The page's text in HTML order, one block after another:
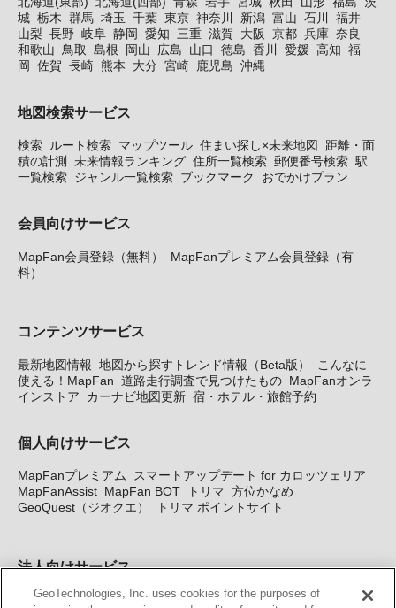
城 栃木 群馬 埼玉 千葉 東京 神奈川 新潟 富山 石川
福井
山梨 長野 岐阜 静岡 愛知 三重 滋賀 大阪 京都 兵庫 奈良
和歌山 鳥取 島根 岡山 広島 山口 徳島 香川 愛媛 高知 福
岡
佐賀 長崎 熊本 大分 宮崎 鹿児島 沖縄
地図検索サービス
検索 ルート検索 マップツール 住まい探し×未来地図
距離・面
積の計測
未来情報ランキング 住所一覧検索 郵便番号検索 駅
一覧検索 ジャンル一覧検索 ブックマーク おでかけプラン
会員向けサービス
MapFan会員登録（無料）
MapFanプレミアム会員登録（有
料）
コンテンツサービス
最新地図情報 地図から探すトレンド情報（Beta版）
こんなに
使える！MapFan 道路走行調査で見つけたもの MapFanオンラ
インストア
カーナビ地図更新 宿・ホテル・旅館予約
個人向けサービス
MapFanプレミアム
スマートアップデート for カロッツェリア
MapFanAssist MapFan BOT トリマ 方位かなめ
GeoQuest（ジオクエ）
トリマ ポイントサイト
法人向けサービス
法人向け地図・位置情報サービス WEBサイト・システム向け地
GeoTechnologies, Inc. uses cookies for the purposes of